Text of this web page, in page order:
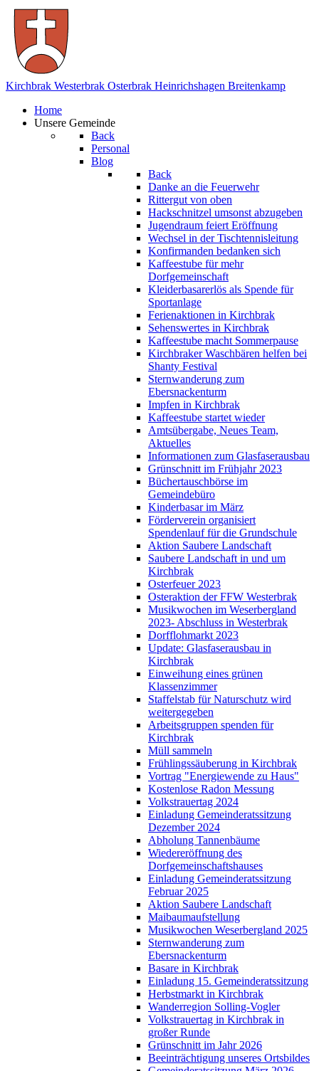
Kirchbrak Westerbrak Osterbrak Heinrichshagen Breitenkamp
Home
Unsere Gemeinde
Back
Personal
Blog
Back
Danke an die Feuerwehr
Rittergut von oben
Hackschnitzel umsonst abzugeben
Jugendraum feiert Eröffnung
Wechsel in der Tischtennisleitung
Konfirmanden bedanken sich
Kaffeestube für mehr
Dorfgemeinschaft
Kleiderbasarerlös als Spende für
Sportanlage
Ferienaktionen in Kirchbrak
Sehenswertes in Kirchbrak
Kaffeestube macht Sommerpause
Kirchbraker Waschbären helfen bei
Shanty Festival
Sternwanderung zum
Ebersnackenturm
Impfen in Kirchbrak
Kaffeestube startet wieder
Amtsübergabe, Neues Team,
Aktuelles
Informationen zum Glasfaserausbau
Grünschnitt im Frühjahr 2023
Büchertauschbörse im
Gemeindebüro
Kinderbasar im März
Förderverein organisiert
Spendenlauf für die Grundschule
Aktion Saubere Landschaft
Saubere Landschaft in und um
Kirchbrak
Osterfeuer 2023
Osteraktion der FFW Westerbrak
Musikwochen im Weserbergland
2023- Abschluss in Westerbrak
Dorfflohmarkt 2023
Update: Glasfaserausbau in
Kirchbrak
Einweihung eines grünen
Klassenzimmer
Staffelstab für Naturschutz wird
weitergegeben
Arbeitsgruppen spenden für
Kirchbrak
Müll sammeln
Frühlingssäuberung in Kirchbrak
Vortrag "Energiewende zu Haus"
Kostenlose Radon Messung
Volkstrauertag 2024
Einladung Gemeinderatssitzung
Dezember 2024
Abholung Tannenbäume
Wiedereröffnung des
Dorfgemeinschaftshauses
Einladung Gemeinderatssitzung
Februar 2025
Aktion Saubere Landschaft
Maibaumaufstellung
Musikwochen Weserbergland 2025
Sternwanderung zum
Ebersnackenturm
Basare in Kirchbrak
Einladung 15. Gemeinderatssitzung
Herbstmarkt in Kirchbrak
Wanderregion Solling-Vogler
Volkstrauertag in Kirchbrak in
großer Runde
Grünschnitt im Jahr 2026
Beeinträchtigung unseres Ortsbildes